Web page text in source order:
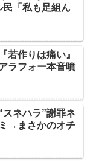
「私も足組ん
若作りは痛い』
ラフォー本音噴
スネハラ”謝罪ネ
→まさかのオチ